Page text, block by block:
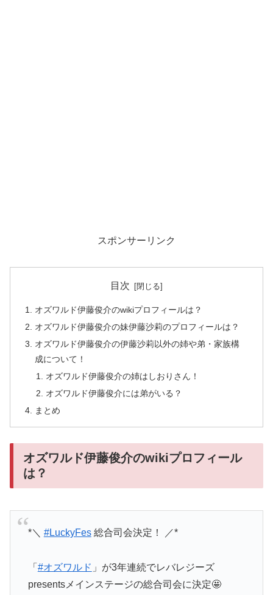
スポンサーリンク
目次
オズワルド伊藤俊介のwikiプロフィールは？
オズワルド伊藤俊介の妹伊藤沙莉のプロフィールは？
オズワルド伊藤俊介の伊藤沙莉以外の姉や弟・家族構
成について！
オズワルド伊藤俊介の姉はしおりさん！
オズワルド伊藤俊介には弟がいる？
まとめ
オズワルド伊藤俊介のwikiプロフィール
は？
*＼ #LuckyFes総合司会決定！ ／*
「 #オズワルド 」が3年連続でレバレジーズ
presentsメインステージの総合司会に決定🤩